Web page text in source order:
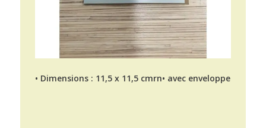
• Dimensions : 11,5 x 11,5 cmrn• avec enveloppe